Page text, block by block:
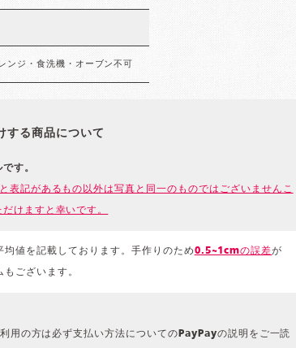
ンジ・食洗機・オーブン不可
する商品について
す。
表記があるもの以外は写真と同一のものではございませんこ
けますと幸いです。
値を記載しております。手作りのため0.5~1cmの誤差が
もございます。
用の方は必ず支払い方法についてのPayPayの説明をご一読